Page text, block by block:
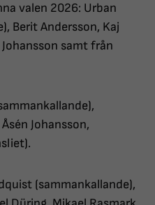
valen 2026: Urban
Berit Andersson, Kaj
samt från
Johansson,
(sammankallande),